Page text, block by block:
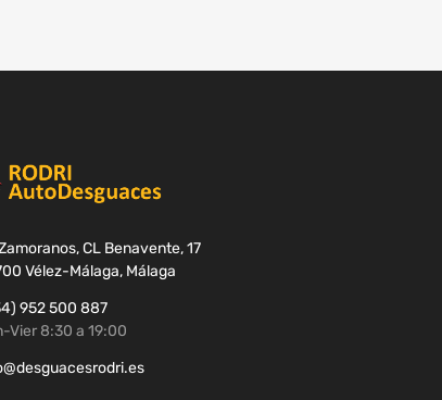
CL Benavente, 17
Vélez-Málaga, Málaga
952 500 887
Vier 8:30 a 19:00